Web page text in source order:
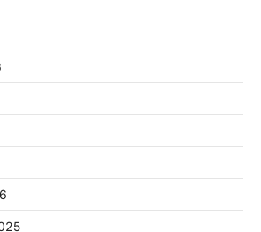
CHHATTISGARH
CG: 1 से 19 वर्ष तक के बच्चों को निःशुल्क दी
जाएगी एल्बेंडाजोल